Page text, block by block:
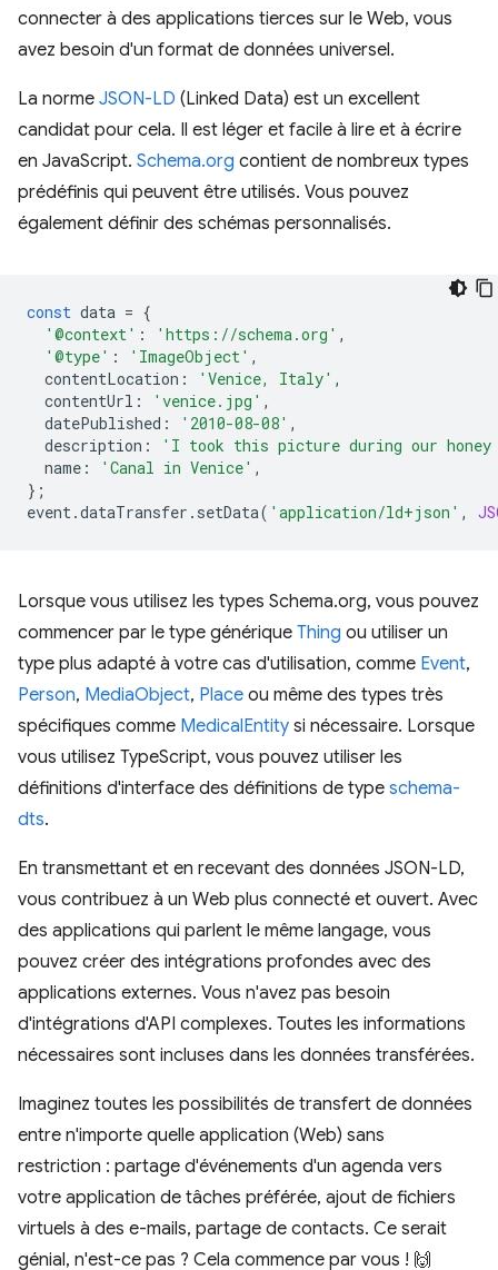
connecter à des applications tierces sur le Web, vous
avez besoin d'un format de données universel.
La norme JSON-LD (Linked Data) est un excellent
candidat pour cela. Il est léger et facile à lire et à écrire
en JavaScript. Schema.org contient de nombreux types
prédéfinis qui peuvent être utilisés. Vous pouvez
également définir des schémas personnalisés.
const data = {
'@context' : 'https://schema.org' ,
'@type' : 'ImageObject' ,
contentLocation : 'Venice, Italy' ,
contentUrl : 'venice.jpg' ,
datePublished : '2010-08-08' ,
description :
'I took this picture during our honey
name : 'Canal in Venice' ,
};
event.dataTransfer . setData( 'application/ld+json' ,
Lorsque vous utilisez les types Schema.org, vous pouvez
commencer par le type générique Thing ou utiliser un
type plus adapté à votre cas d'utilisation, comme Event,
Person, MediaObject, Place ou même des types très
spécifiques comme MedicalEntity si nécessaire. Lorsque
vous utilisez TypeScript, vous pouvez utiliser les
définitions d'interface des définitions de type schema-
dts.
En transmettant et en recevant des données JSON-LD,
vous contribuez à un Web plus connecté et ouvert. Avec
des applications qui parlent le même langage, vous
pouvez créer des intégrations profondes avec des
applications externes. Vous n'avez pas besoin
d'intégrations d'API complexes. Toutes les informations
nécessaires sont incluses dans les données transférées.
Imaginez toutes les possibilités de transfert de données
entre n'importe quelle application (Web) sans
restriction : partage d'événements d'un agenda vers
votre application de tâches préférée, ajout de fichiers
virtuels à des e-mails, partage de contacts. Ce serait
génial, n'est-ce pas ? Cela commence par vous ! 🙌